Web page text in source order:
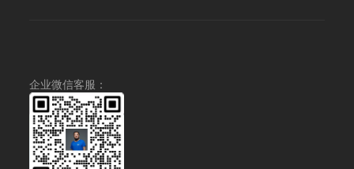
企业微信客服：